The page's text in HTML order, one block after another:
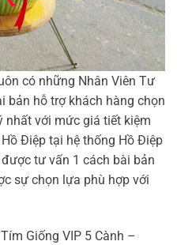
có những Nhân Viên Tư
bản hỗ trợ khách hàng chọn
nhất với mức giá tiết kiệm
Điệp tại hệ thống Hồ Điệp
tư vấn 1 cách bài bản
sự chọn lựa phù hợp với
Giống VIP 5 Cành –